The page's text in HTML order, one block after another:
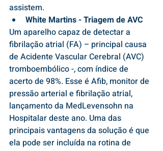
assistem.
White Martins - Triagem de AVC
Um aparelho capaz de detectar a
fibrilação atrial (FA) – principal causa
de Acidente Vascular Cerebral (AVC)
tromboembólico -, com índice de
acerto de 98%. Esse é Afib, monitor de
pressão arterial e fibrilação atrial,
lançamento da MedLevensohn na
Hospitalar deste ano. Uma das
principais vantagens da solução é que
ela pode ser incluída na rotina de